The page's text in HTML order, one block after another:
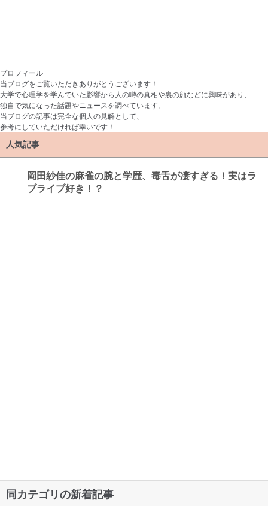
プロフィール
当ブログをご覧いただきありがとうございます！
大学で心理学を学んでいた影響から人の噂の真相や裏の顔などに興味があり、
独自で気になった話題やニュースを調べています。
当ブログの記事は完全な個人の見解として、
参考にしていただければ幸いです！
人気記事
岡田紗佳の麻雀の腕と学歴、毒舌が凄すぎる！実はラ
ブライブ好き！？
同カテゴリの新着記事